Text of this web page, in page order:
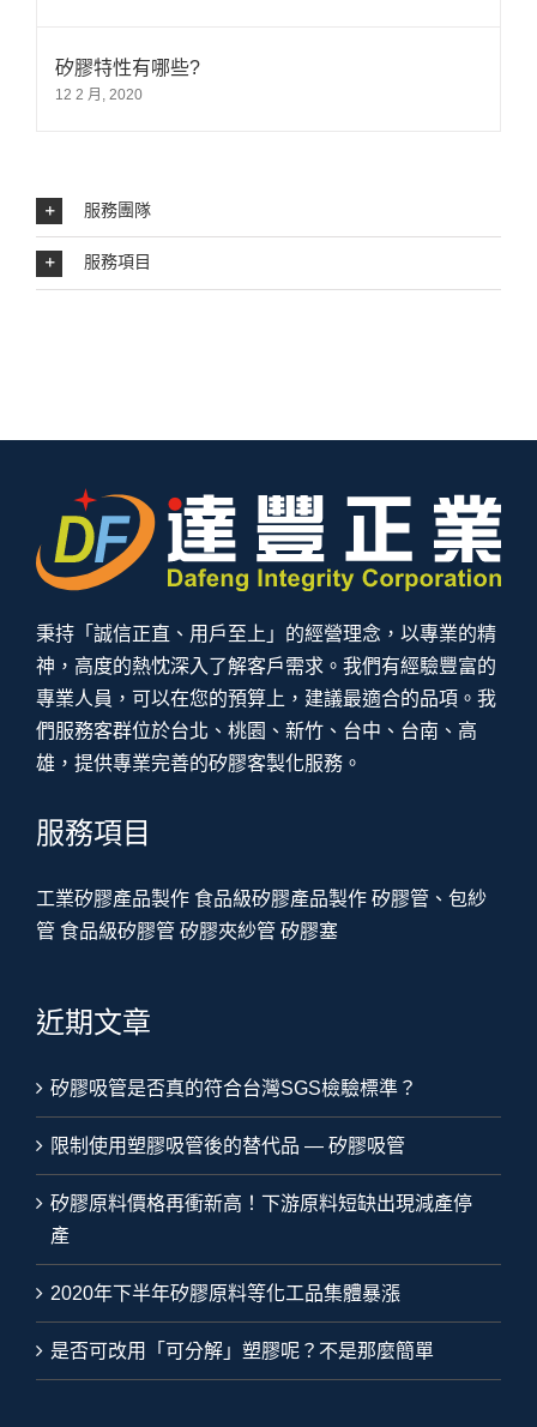
矽膠特性有哪些?
12 2 月, 2020
服務團隊
服務項目
秉持「誠信正直、用戶至上」的經營理念，以專業的精
神，高度的熱忱深入了解客戶需求。我們有經驗豐富的
專業人員，可以在您的預算上，建議最適合的品項。我
們服務客群位於台北、桃園、新竹、台中、台南、高
雄，提供專業完善的矽膠客製化服務。
服務項目
工業矽膠產品製作 食品級矽膠產品製作 矽膠管、包紗
管 食品級矽膠管 矽膠夾紗管 矽膠塞
近期文章
矽膠吸管是否真的符合台灣SGS檢驗標準？
限制使用塑膠吸管後的替代品 — 矽膠吸管
矽膠原料價格再衝新高！下游原料短缺出現減產停
產
2020年下半年矽膠原料等化工品集體暴漲
是否可改用「可分解」塑膠呢？不是那麼簡單